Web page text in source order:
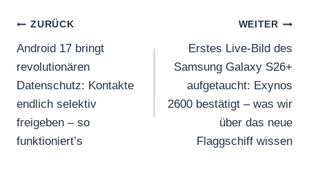
Beitragsnavigation
ZURÜCK
Android 17 bringt
revolutionären
Datenschutz: Kontakte
endlich selektiv
freigeben – so
funktioniert’s
WEITER
Erstes Live-Bild des
Samsung Galaxy S26+
aufgetaucht: Exynos
2600 bestätigt – was wir
über das neue
Flaggschiff wissen